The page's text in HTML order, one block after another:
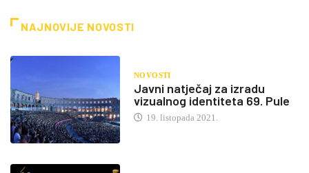
NAJNOVIJE NOVOSTI
NOVOSTI
Javni natječaj za izradu
vizualnog identiteta 69. Pule
19. listopada 2021.